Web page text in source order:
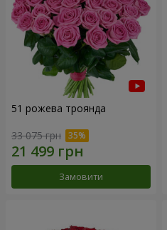
51 рожева троянда
33 075 грн
Замовити